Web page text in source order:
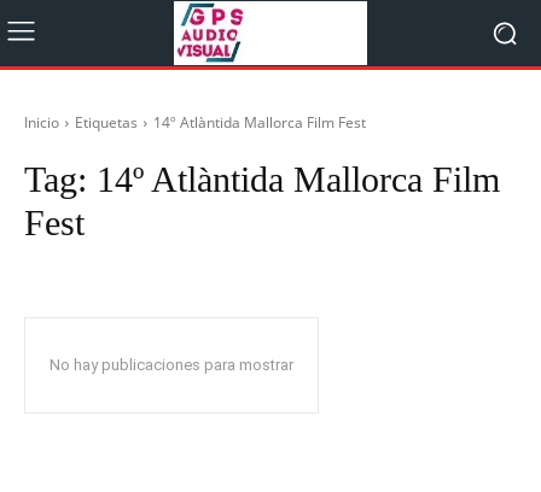
Inicio Etiquetas 14º Atlàntida Mallorca Film Fest
Tag: 14º Atlàntida Mallorca Film
Fest
No hay publicaciones para mostrar